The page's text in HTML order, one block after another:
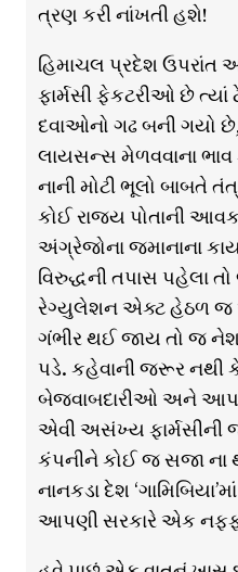
ત્રણ કરી નાંખતી હશે!
હિમાચલ પ્રદેશ ઉપરાંત
ફાર્મસી ફેકટરીઓ છે ત્યાં
દવાઓનો ગઢ બની ગયો
લાયસન્સ મેળવવાના ભાવ
નાની મોટી ભૂલો બાબતે
કોઈ રાજ્ય પોતાની
અંગ્રેજોના જમાનાના
વિરુદ્ધની તપાસ પહેલા
રેગ્યુલેશન એક્ટ હેઠળ જ
ગંભીર થઈ જાય તો જ
પડે. કહેવાની જરૂર નથી
બેજવાબદારીઓ અને
એવી અસંખ્ય ફાર્મસીની
કંપનીને કોઈ જ સજા ના
નાનકડા દેશ
આપણી સરકારે એક